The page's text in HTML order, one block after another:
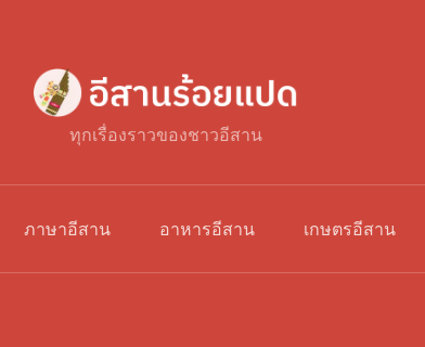
ทุกเรื่องราวของชาวอีสาน
ภาษาอีสาน อาหารอีสาน เกษตรอีสาน